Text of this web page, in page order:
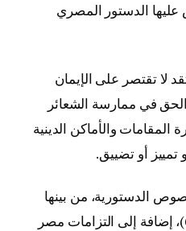
عليها الدستور المصري
لا تقتصر على الإيمان
في ممارسة الشعائر
المقامات والأماكن الدينية
أو تضييق.
الدستورية، من بينها
المواد (53) و(54) و(55) و(64)، إضافة إلى التزامات مصر